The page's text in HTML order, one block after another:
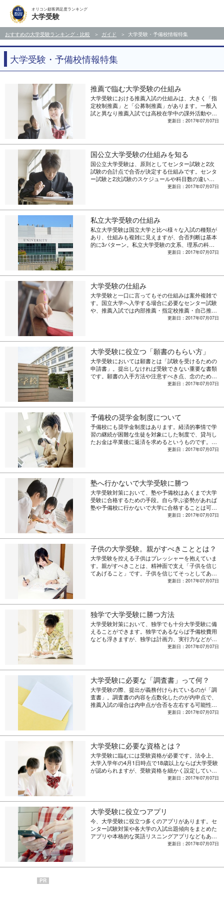
オリコン顧客満足度ランキング
大学受験
おすすめの大学受験ランキング・比較 ガイド 大学受験・予備校情報特集
大学受験・予備校情報特集
推薦で臨む大学受験の仕組み
大学受験における推薦入試の仕組みは、大きく「指
定校制推薦」と「公募制推薦」があります。一般入
試と異なり推薦入試では高校在学中の課外活動や学
習状況が評価されるといった、評価のポイントや選
更新日：2017年07月07日
国公立大学受験の仕組みを知る
国公立大学受験は、原則としてセンター試験と2次
試験の合計点で合否が決定する仕組みです。センタ
ー試験と2次試験のスケジュールや科目数の違いな
ど、国公立大学受験の仕組みとその対応を解説しま
更新日：2017年07月07日
私立大学受験の仕組み
私立大学受験は国立大学と比べ様々な入試の種類が
あり、仕組みも複雑に見えますが、合否判断は基本
的に3パターン。私立大学受験の文系、理系の科目
や、代表的な一般入試の種類を上げながら、私立大
更新日：2017年07月07日
大学受験の仕組み
大学受験と一口に言ってもその仕組みは案外複雑で
す。国立大学へ入学する場合に必要なセンター試験
や、推薦入試では内部推薦・指定校推薦・自己推薦
（AO入試）などがあります。ここでは、大学受験
更新日：2017年07月07日
大学受験に役立つ「願書のもらい方」
大学受験においては願書とは「試験を受けるための
申請書」。提出しなければ受験できない重要な書類
です。願書の入手方法や注意すべき点、念のため2
部もらうと記入間違えをした時に安心といったコツ
更新日：2017年07月07日
予備校の奨学金制度について
予備校にも奨学金制度はあります。経済的事情で学
習の継続が困難な生徒を対象にした制度で、貸与し
たお金は卒業後に返済を求めるというものです。奨
学金の選考方法や出願期間、メリット・デメリット
更新日：2017年07月07日
塾へ行かないで大学受験に勝つ
大学受験対策において、塾や予備校はあくまで大学
受験に合格するための手段。自ら学ぶ姿勢があれば
塾や予備校に行かないで大学に合格することは可能
です。塾や予備校に通う時間を勉強時間にあてられ
更新日：2017年07月07日
子供の大学受験。親がすべきこととは？
大学受験を控える子供はプレッシャーを抱えていま
す。親がすべきことは、精神面で支え「子供を信じ
てあげること」です。子供を信じてそっとしてあげ
ることは大切ですが、放置するのとは違います。子
更新日：2017年07月07日
独学で大学受験に勝つ方法
大学受験対策において、独学でも十分大学受験に備
えることができます。独学であるならば予備校費用
なども浮きますが、独学は計画力、実行力などが求
められます。独学について押さえておきたいポイン
更新日：2017年07月07日
大学受験に必要な「調査書」って何？
大学受験の際、提出が義務付けられているのが「調
査書」。調査書の内容を点数化したのが内申点で、
推薦入試の場合は内申点が合否を左右する可能性が
あります。大学受験において大事な調査書につい
更新日：2017年07月07日
大学受験に必要な資格とは？
大学受験に臨むには受験資格が必要です。法令上、
大学入学年の4月1日時点で18歳以上ならば大学受験
が認められますが、受験資格を細かく設定している
大学も。また、国公立大学を受験する場合はセンタ
更新日：2017年07月07日
大学受験に役立つアプリ
今、大学受験に役立つ多くのアプリがあります。セ
ンター試験対策や各大学の入試出題傾向をまとめた
アプリや本格的な英語リスニングアプリなどもあり
まず。効率的に学習ができる大学受験アプリの情報
更新日：2017年07月07日
PR